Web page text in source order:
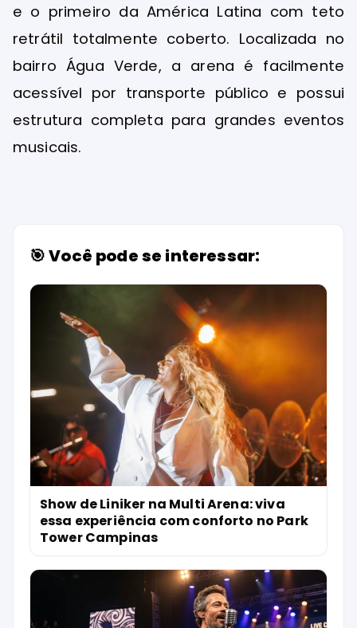
e o primeiro da América Latina com teto
retrátil totalmente coberto. Localizada no
bairro Água Verde, a arena é facilmente
acessível por transporte público e possui
estrutura completa para grandes eventos
musicais.
🎯 Você pode se interessar:
Show de Liniker na Multi Arena: viva
essa experiência com conforto no Park
Tower Campinas